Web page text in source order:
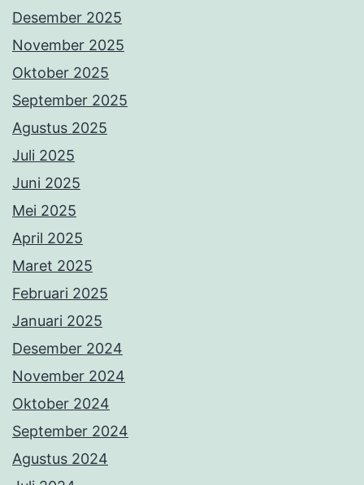
Desember 2025
November 2025
Oktober 2025
September 2025
Agustus 2025
Juli 2025
Juni 2025
Mei 2025
April 2025
Maret 2025
Februari 2025
Januari 2025
Desember 2024
November 2024
Oktober 2024
September 2024
Agustus 2024